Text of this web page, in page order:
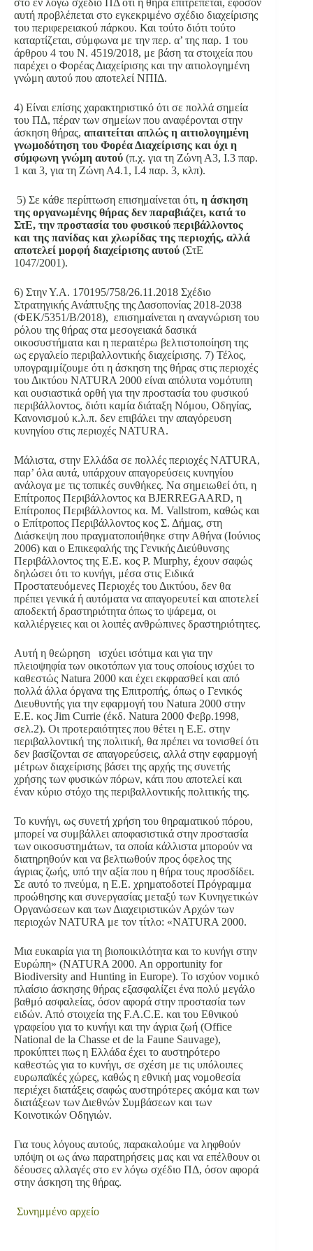
στο εν λόγω σχέδιο ΠΔ ότι η θήρα επιτρέπεται, εφόσον
αυτή προβλέπεται στο εγκεκριμένο σχέδιο διαχείρισης
του περιφερειακού πάρκου. Και τούτο διότι τούτο
καταρτίζεται, σύμφωνα με την περ. α’ της παρ. 1 του
άρθρου 4 του Ν. 4519/2018, με βάση τα στοιχεία που
παρέχει ο Φορέας Διαχείρισης και την αιτιολογημένη
γνώμη αυτού που αποτελεί ΝΠΙΔ.
4) Είναι επίσης χαρακτηριστικό ότι σε πολλά σημεία
του ΠΔ, πέραν των σημείων που αναφέρονται στην
άσκηση θήρας, απαιτείται απλώς η αιτιολογημένη
γνωμοδότηση του Φορέα Διαχείρισης και όχι η
σύμφωνη γνώμη αυτού (π.χ. για τη Ζώνη Α3, Ι.3 παρ.
1 και 3, για τη Ζώνη Α4.1, Ι.4 παρ. 3, κλπ).
5) Σε κάθε περίπτωση επισημαίνεται ότι, η άσκηση
της οργανωμένης θήρας δεν παραβιάζει, κατά το
ΣτΕ, την προστασία του φυσικού περιβάλλοντος
και της πανίδας και χλωρίδας της περιοχής, αλλά
αποτελεί μορφή διαχείρισης αυτού (ΣτΕ
1047/2001).
6) Στην Υ.Α. 170195/758/26.11.2018 Σχέδιο
Στρατηγικής Ανάπτυξης της Δασοπονίας 2018-2038
(ΦΕΚ/5351/Β/2018), επισημαίνεται η αναγνώριση του
ρόλου της θήρας στα μεσογειακά δασικά
οικοσυστήματα και η περαιτέρω βελτιστοποίηση της
ως εργαλείο περιβαλλοντικής διαχείρισης. 7) Τέλος,
υπογραμμίζουμε ότι η άσκηση της θήρας στις περιοχές
του Δικτύου NATURA 2000 είναι απόλυτα νομότυπη
και ουσιαστικά ορθή για την προστασία του φυσικού
περιβάλλοντος, διότι καμία διάταξη Νόμου, Οδηγίας,
Κανονισμού κ.λ.π. δεν επιβάλει την απαγόρευση
κυνηγίου στις περιοχές NATURA.
Μάλιστα, στην Ελλάδα σε πολλές περιοχές NATURA,
παρ’ όλα αυτά, υπάρχουν απαγορεύσεις κυνηγίου
ανάλογα με τις τοπικές συνθήκες. Να σημειωθεί ότι, η
Επίτροπος Περιβάλλοντος κα BJERREGAARD, η
Επίτροπος Περιβάλλοντος κα. M. Vallstrom, καθώς και
ο Επίτροπος Περιβάλλοντος κος Σ. Δήμας, στη
Διάσκεψη που πραγματοποιήθηκε στην Αθήνα (Ιούνιος
2006) και ο Επικεφαλής της Γενικής Διεύθυνσης
Περιβάλλοντος της Ε.Ε. κος P. Murphy, έχουν σαφώς
δηλώσει ότι το κυνήγι, μέσα στις Ειδικά
Προστατευόμενες Περιοχές του Δικτύου, δεν θα
πρέπει γενικά ή αυτόματα να απαγορευτεί και αποτελεί
αποδεκτή δραστηριότητα όπως το ψάρεμα, οι
καλλιέργειες και οι λοιπές ανθρώπινες δραστηριότητες.
Αυτή η θεώρηση ισχύει ισότιμα και για την
πλειοψηφία των οικοτόπων για τους οποίους ισχύει το
καθεστώς Natura 2000 και έχει εκφρασθεί και από
πολλά άλλα όργανα της Επιτροπής, όπως ο Γενικός
Διευθυντής για την εφαρμογή του Natura 2000 στην
Ε.Ε. κος Jim Currie (έκδ. Natura 2000 Φεβρ.1998,
σελ.2). Οι προτεραιότητες που θέτει η Ε.Ε. στην
περιβαλλοντική της πολιτική, θα πρέπει να τονισθεί ότι
δεν βασίζονται σε απαγορεύσεις, αλλά στην εφαρμογή
μέτρων διαχείρισης βάσει της αρχής της συνετής
χρήσης των φυσικών πόρων, κάτι που αποτελεί και
έναν κύριο στόχο της περιβαλλοντικής πολιτικής της.
Το κυνήγι, ως συνετή χρήση του θηραματικού πόρου,
μπορεί να συμβάλλει αποφασιστικά στην προστασία
των οικοσυστημάτων, τα οποία κάλλιστα μπορούν να
διατηρηθούν και να βελτιωθούν προς όφελος της
άγριας ζωής, υπό την αξία που η θήρα τους προσδίδει.
Σε αυτό το πνεύμα, η Ε.Ε. χρηματοδοτεί Πρόγραμμα
προώθησης και συνεργασίας μεταξύ των Κυνηγετικών
Οργανώσεων και των Διαχειριστικών Αρχών των
περιοχών NATURA με τον τίτλο: «NATURA 2000.
Μια ευκαιρία για τη βιοποικιλότητα και το κυνήγι στην
Ευρώπη» (NATURA 2000. An opportunity for
Biodiversity and Hunting in Europe). Το ισχύον νομικό
πλαίσιο άσκησης θήρας εξασφαλίζει ένα πολύ μεγάλο
βαθμό ασφαλείας, όσον αφορά στην προστασία των
ειδών. Από στοιχεία της F.A.C.E. και του Εθνικού
γραφείου για το κυνήγι και την άγρια ζωή (Office
National de la Chasse et de la Faune Sauvage),
προκύπτει πως η Ελλάδα έχει το αυστηρότερο
καθεστώς για το κυνήγι, σε σχέση με τις υπόλοιπες
ευρωπαϊκές χώρες, καθώς η εθνική μας νομοθεσία
περιέχει διατάξεις σαφώς αυστηρότερες ακόμα και των
διατάξεων των Διεθνών Συμβάσεων και των
Κοινοτικών Οδηγιών.
Για τους λόγους αυτούς, παρακαλούμε να ληφθούν
υπόψη οι ως άνω παρατηρήσεις μας και να επέλθουν οι
δέουσες αλλαγές στο εν λόγω σχέδιο ΠΔ, όσον αφορά
στην άσκηση της θήρας.
Συνημμένο αρχείο